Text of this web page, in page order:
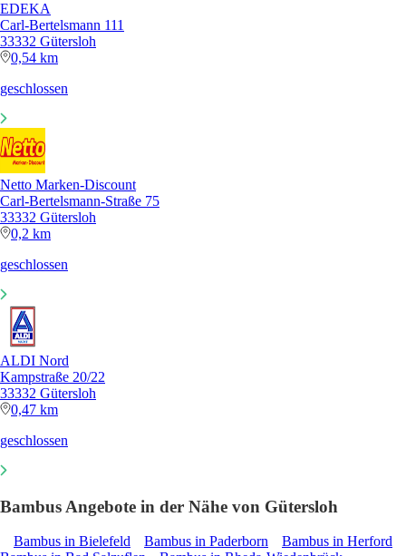
EDEKA
Carl-Bertelsmann 111
33332 Gütersloh
0,54 km
geschlossen
Netto Marken-Discount
Carl-Bertelsmann-Straße 75
33332 Gütersloh
0,2 km
geschlossen
ALDI Nord
Kampstraße 20/22
33332 Gütersloh
0,47 km
geschlossen
Bambus Angebote in der Nähe von Gütersloh
Bambus in Bielefeld Bambus in Paderborn
Bambus in Herford